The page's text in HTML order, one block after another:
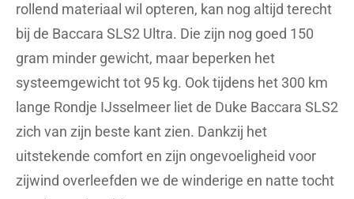
rollend materiaal wil opteren, kan nog altijd terecht
bij de Baccara SLS2 Ultra. Die zijn nog goed 150
gram minder gewicht, maar beperken het
systeemgewicht tot 95 kg. Ook tijdens het 300 km
lange Rondje IJsselmeer liet de Duke Baccara SLS2
zich van zijn beste kant zien. Dankzij het
uitstekende comfort en zijn ongevoeligheid voor
zijwind overleefden we de winderige en natte tocht